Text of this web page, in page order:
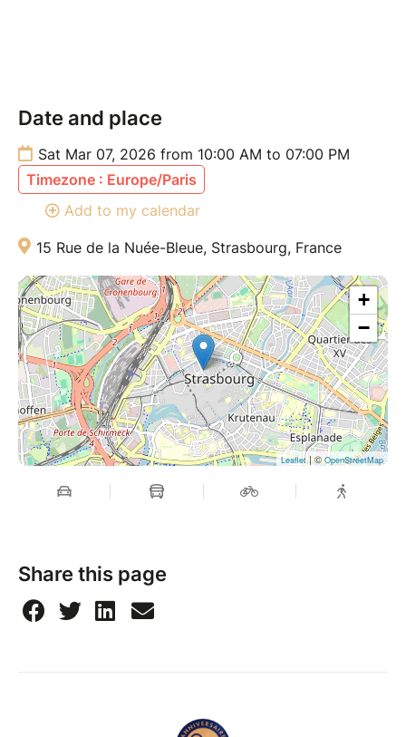
Date and place
Sat Mar 07, 2026 from 10:00 AM to 07:00 PM
Timezone : Europe/Paris
Add to my calendar
15 Rue de la Nuée-Bleue, Strasbourg, France
+
−
Leaflet| ©OpenStreetMap
Share this page